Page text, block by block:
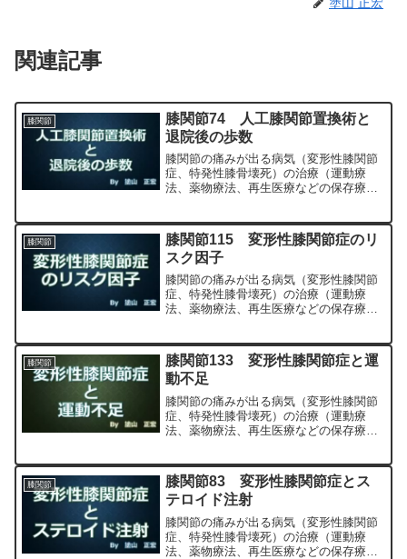
塗山 正宏
関連記事
膝関節
膝関節74 人工膝関節置換術と
退院後の歩数
膝関節の痛みが出る病気（変形性膝関節
症、特発性膝骨壊死）の治療（運動療
法、薬物療法、再生医療などの保存療
専門医（人工関節手術を専門）の塗山正
宏が色々と説明します。
膝関節
膝関節115 変形性膝関節症のリ
スク因子
膝関節の痛みが出る病気（変形性膝関節
症、特発性膝骨壊死）の治療（運動療
法、薬物療法、再生医療などの保存療
専門医（人工関節手術を専門）の塗山正
宏が色々と説明します。
膝関節
膝関節133 変形性膝関節症と運
動不足
膝関節の痛みが出る病気（変形性膝関節
症、特発性膝骨壊死）の治療（運動療
法、薬物療法、再生医療などの保存療
専門医（人工関節手術を専門）の塗山正
宏が色々と説明します。
膝関節
膝関節83 変形性膝関節症とス
テロイド注射
膝関節の痛みが出る病気（変形性膝関節
症、特発性膝骨壊死）の治療（運動療
法、薬物療法、再生医療などの保存療